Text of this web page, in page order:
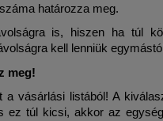
határozza meg.
is, hiszen ha túl
kell lenniük
meg!
vásárlási listából! A
ez túl kicsi, akkor az